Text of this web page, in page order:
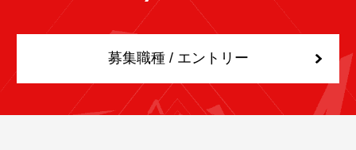
募集職種 / エントリー